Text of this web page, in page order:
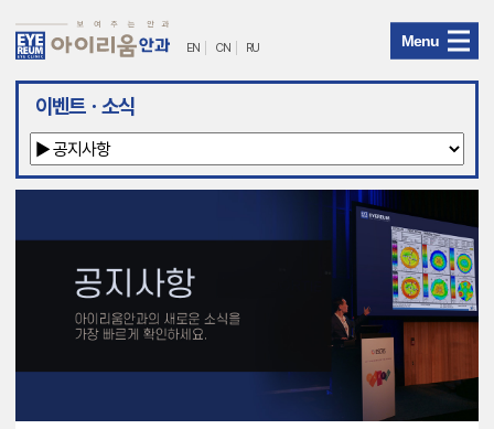
아
리
안
과
EN CN RU Menu
이벤트ㆍ소식